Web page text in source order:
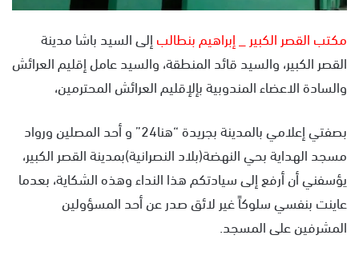
و
ي
ا
مكتب القصر الكبير _ إبراهيم بنطالبإلى السيد باشا مدينة
القصر الكبير، والسيد قائد المنطقة، والسيد عامل إقليم العرائش
والسادة الاعضاء المندوبية بإلإقليم العرائش المحترمين،
بصفتي إعلامي بالمدينة بجريدة “هنا24” و أحد المصلين ورواد
مسجد الهداية بحي النهضة(بلاد النصرانية)بمدينة القصر الكبير،
يؤسفني أن أرفع إلى سيادتكم هذا النداء وهذه الشكاية، بعدما
عاينت بنفسي سلوكاً غير لائق صدر عن أحد المسؤولين
المشرفين على المسجد.